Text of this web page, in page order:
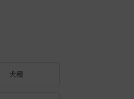
犬種